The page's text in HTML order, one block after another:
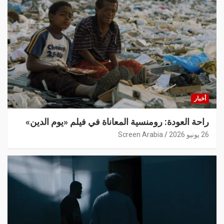
أخبار
راحة العودة: رومنسية المعاناة في فيلم «يوم الدين»
26 يونيو 2026 Screen Arabia